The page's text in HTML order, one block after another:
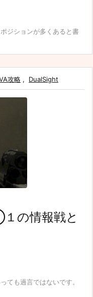
ジションが多くあると書
攻略 , DualSight
の情報戦と
ても過言ではないです。